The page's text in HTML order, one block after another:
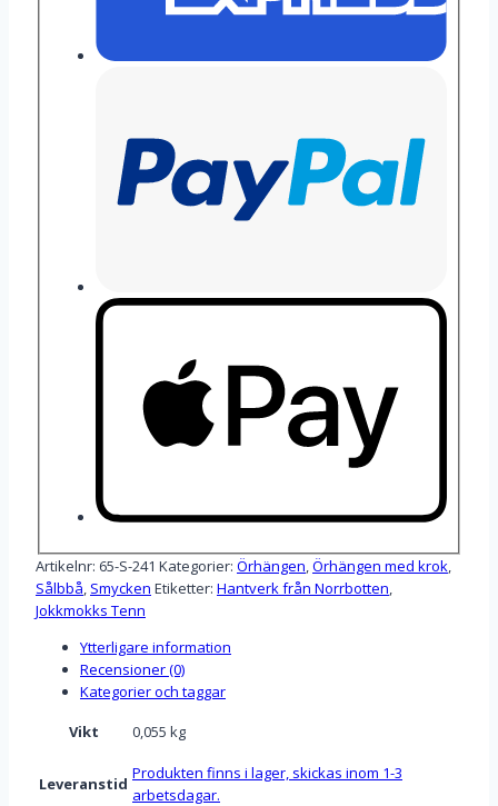
Artikelnr: 65-S-241 Kategorier: Örhängen Örhängen med krok
Sålbbå Smycken Etiketter: Hantverk från Norrbotten
Jokkmokks Tenn
Ytterligare information
Recensioner (0)
Kategorier och taggar
Vikt
0,055 kg
Leveranstid
Produkten finns i lager, skickas inom 1-3
arbetsdagar.